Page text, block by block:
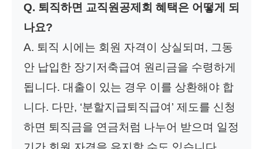
Q. 퇴직하면 교직원공제회 혜택은 어떻게 되
나요?
A. 퇴직 시에는 회원 자격이 상실되며, 그동
안 납입한 장기저축급여 원리금을 수령하게
됩니다. 대출이 있는 경우 이를 상환해야 합
니다. 다만, ‘분할지급퇴직급여’ 제도를 신청
하면 퇴직금을 연금처럼 나누어 받으며 일정